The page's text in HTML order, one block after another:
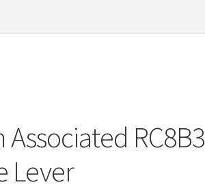
Associated RC8B3
Lever